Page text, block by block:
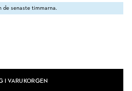
de senaste timmarna.
I VARUKORGEN